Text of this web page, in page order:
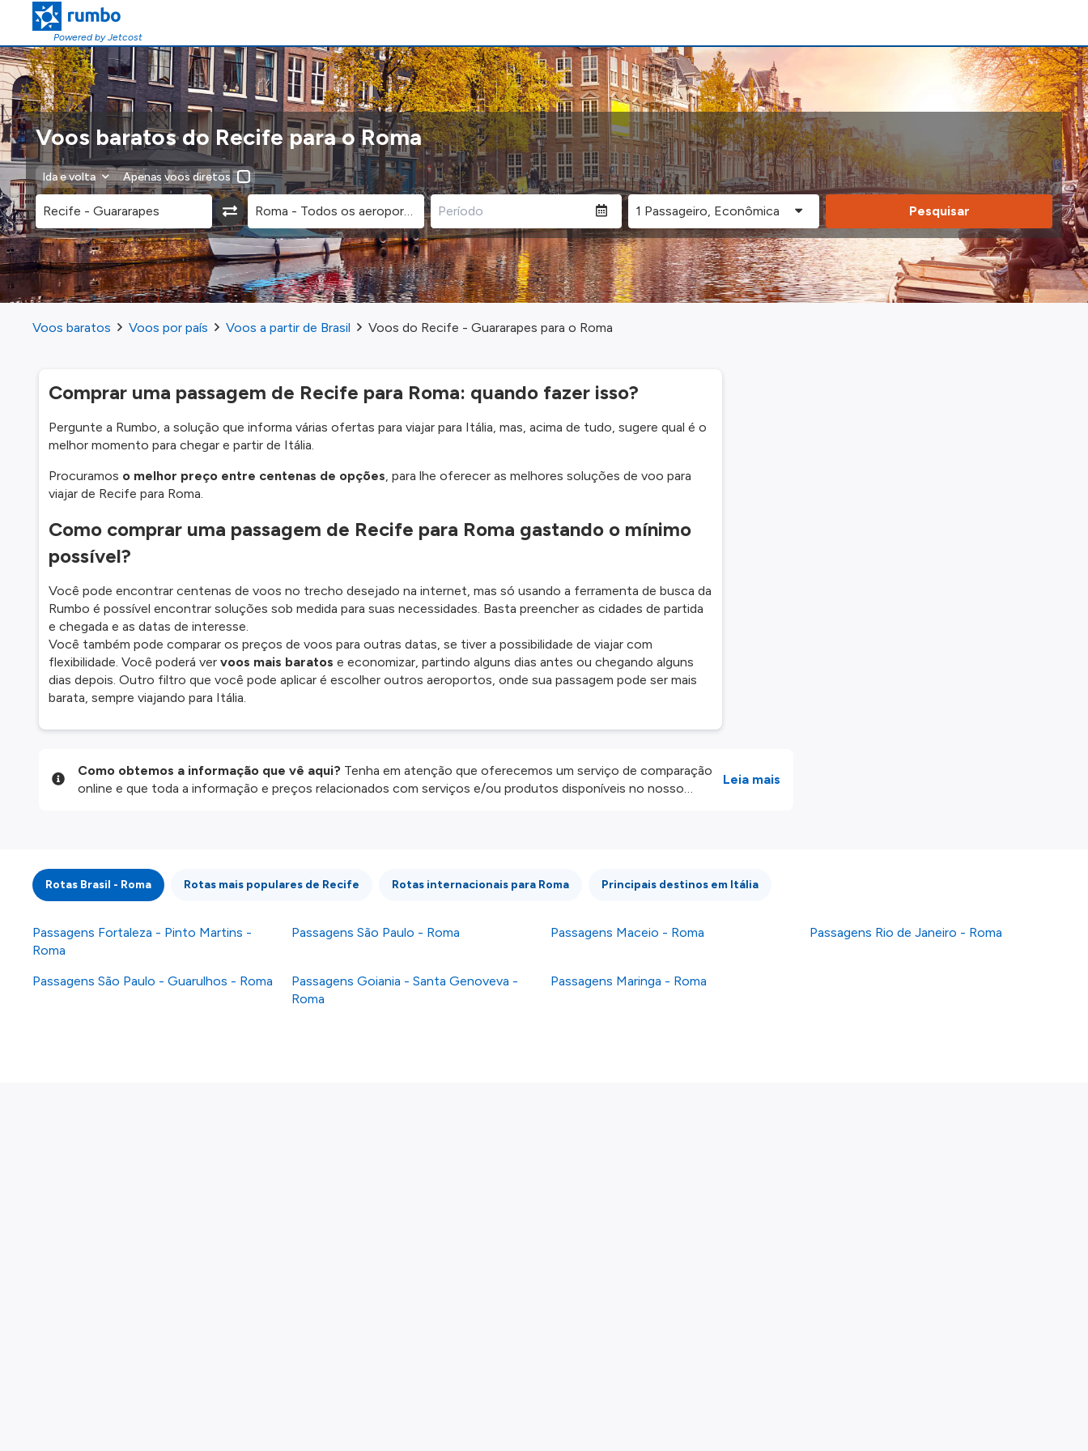
Powered by Jetcost
Voos baratos do Recife para o Roma
Ida e volta Apenas voos diretos
Pesquisar
Voos baratos Voos por país Voos a partir de Brasil Voos do Recife - Guararapes para o Roma
Comprar uma passagem de Recife para Roma: quando fazer isso?
Pergunte a Rumbo, a solução que informa várias ofertas para viajar para Itália, mas, acima de tudo, sugere qual é o
melhor momento para chegar e partir de Itália.
Procuramos o melhor preço entre centenas de opções, para lhe oferecer as melhores soluções de voo para
viajar de Recife para Roma.
Como comprar uma passagem de Recife para Roma gastando o mínimo
possível?
Você pode encontrar centenas de voos no trecho desejado na internet, mas só usando a ferramenta de busca da
Rumbo é possível encontrar soluções sob medida para suas necessidades. Basta preencher as cidades de partida
e chegada e as datas de interesse.
Você também pode comparar os preços de voos para outras datas, se tiver a possibilidade de viajar com
flexibilidade. Você poderá ver voos mais baratos e economizar, partindo alguns dias antes ou chegando alguns
dias depois. Outro filtro que você pode aplicar é escolher outros aeroportos, onde sua passagem pode ser mais
barata, sempre viajando para Itália.
Como obtemos a informação que vê aqui? Tenha em atenção que oferecemos um serviço de comparação
online e que toda a informação e preços relacionados com serviços e/ou produtos disponíveis no nosso
Leia mais
Rotas Brasil - Roma Rotas mais populares de Recife Rotas internacionais para Roma Principais destinos em Itália
Passagens Fortaleza - Pinto Martins -
Roma
Passagens São Paulo - Roma Passagens Maceio - Roma Passagens Rio de Janeiro - Roma
Passagens São Paulo - Guarulhos - Roma
Passagens Goiania - Santa Genoveva -
Roma
Passagens Maringa - Roma